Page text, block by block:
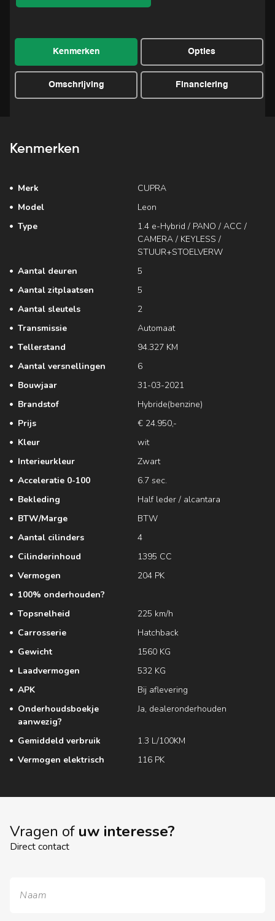
Kenmerken Opties
Omschrijving Financiering
Kenmerken
Merk
CUPRA
Model
Leon
Type
1.4 e-Hybrid / PANO / ACC /
CAMERA / KEYLESS /
STUUR+STOELVERW
Aantal deuren
5
Aantal zitplaatsen
5
Aantal sleutels
2
Transmissie
Automaat
Tellerstand
94.327 KM
Aantal versnellingen
6
Bouwjaar
31-03-2021
Brandstof
Hybride(benzine)
Prijs
€ 24.950,-
Kleur
wit
Interieurkleur
Zwart
Acceleratie 0-100
6.7 sec.
Bekleding
Half leder / alcantara
BTW/Marge
BTW
Aantal cilinders
4
Cilinderinhoud
1395 CC
Vermogen
204 PK
100% onderhouden?
Topsnelheid
225 km/h
Carrosserie
Hatchback
Gewicht
1560 KG
Laadvermogen
532 KG
APK
Bij aflevering
Onderhoudsboekje
aanwezig?
Ja, dealeronderhouden
Gemiddeld verbruik
1.3 L/100KM
Vermogen elektrisch
116 PK
Vragen of uw interesse?
Direct contact